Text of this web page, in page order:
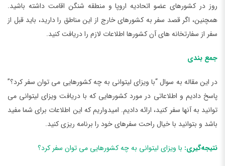
روز در کشورهای عضو اتحادیه اروپا و منطقه شنگن اقامت داشته باشید.
همچنین، اگر قصد سفر به کشورهای خارج از این مناطق را دارید، باید قبل از
سفر از سفارتخانه های آن کشورها اطلاعات لازم را دریافت کنید.
جمع بندی
در این مقاله به سوال “با ویزای لیتوانی به چه کشورهایی می توان سفر کرد؟”
پاسخ دادیم و اطلاعاتی در مورد کشورهایی که با دریافت ویزای لیتوانی می
توانید به آنها سفر کنید، ارائه دادیم. امیدواریم که این اطلاعات برای شما مفید
باشد و بتوانید با خیال راحت سفرهای خود را برنامه ریزی کنید.
نتیجه‌گیری: با ویزای لیتوانی به چه کشورهایی می توان سفر کرد؟